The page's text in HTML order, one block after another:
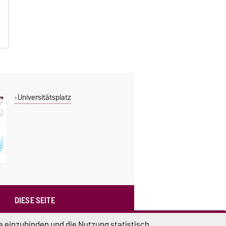
Universitätsplatz
DIESE SEITE
Vorlesen